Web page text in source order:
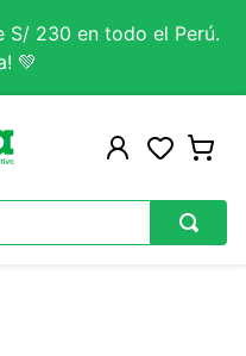
S/ 230 en todo el Perú.
💚